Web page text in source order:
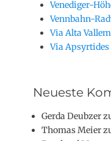
Venediger-
Vennbahn-
Via Alta
Via Apsyrtides
Neueste
Gerda Deubzer
Thomas Meier